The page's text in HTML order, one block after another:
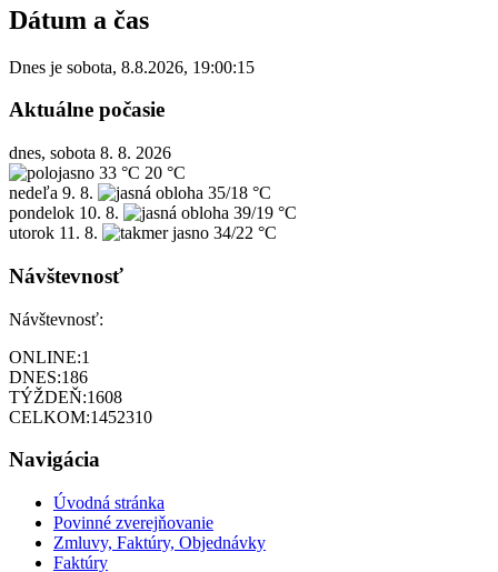
Dátum a čas
Dnes je sobota, 8.8.2026, 19:00:15
Aktuálne počasie
dnes, sobota 8. 8. 2026
33 °C 20 °C
nedeľa 9. 8.
35/18 °C
pondelok 10. 8.
39/19 °C
utorok 11. 8. 34/22 °C
Návštevnosť
Návštevnosť:
ONLINE:1
DNES:186
TÝŽDEŇ:1608
CELKOM:1452310
Navigácia
Úvodná stránka
Povinné zverejňovanie
Zmluvy, Faktúry, Objednávky
Faktúry